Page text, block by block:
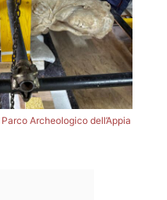
Parco Archeologico dell’Appia